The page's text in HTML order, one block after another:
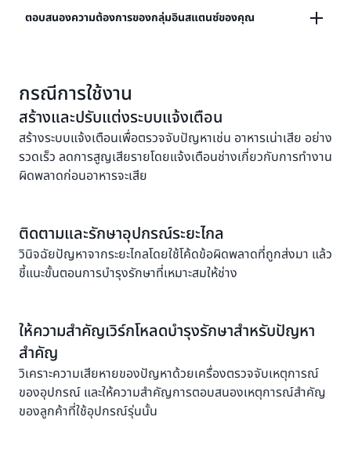
รวมข้อมูลเซ็นเซอร์และแอปพลิเคชันเพื่อแสดงภาพ
ตอบสนองความต้องการของกลุ่มอินสแตนซ์ของคุณ
กำหนดตัวตรวจจับสำหรับอุปกรณ์เฉพาะที่มีการปรับขนาด
และจัดการอินสแตนซ์ทั้งหมดของอุปกรณ์นั้นโดยอัตโนมัติ
กรณีการใช้งาน
สร้างและปรับแต่งระบบแจ้งเตือน
สร้างระบบแจ้งเตือนเพื่อตรวจจับปัญหาเช่น อาหารเน่าเสีย อย่าง
รวดเร็ว ลดการสูญเสียรายโดยแจ้งเตือนช่างเกี่ยวกับการทำงาน
ผิดพลาดก่อนอาหารจะเสีย
ติดตามและรักษาอุปกรณ์ระยะไกล
วินิจฉัยปัญหาจากระยะไกลโดยใช้โค้ดข้อผิดพลาดที่ถูกส่งมา แล้ว
ชี้แนะขั้นตอนการบำรุงรักษาที่เหมาะสมให้ช่าง
ให้ความสำคัญเวิร์กโหลดบำรุงรักษาสำหรับปัญหา
สำคัญ
วิเคราะความเสียหายของปัญหาด้วยเครื่องตรวจจับเหตุการณ์
ของอุปกรณ์ และให้ความสำคัญการตอบสนองเหตุการณ์สำคัญ
ของลูกค้าที่ใช้อุปกรณ์รุ่นนั้น